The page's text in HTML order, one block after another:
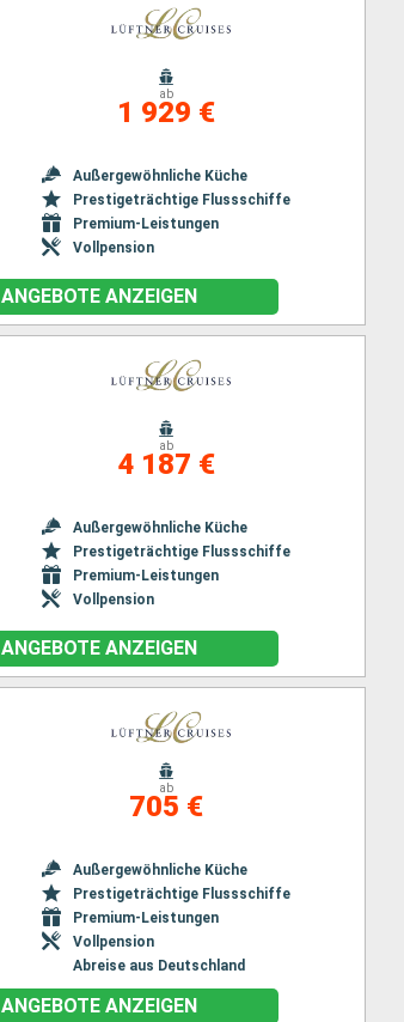
ab
1 929 €
Außergewöhnliche Küche
Prestigeträchtige Flussschiffe
Premium-Leistungen
Vollpension
ANGEBOTE ANZEIGEN
ab
4 187 €
Außergewöhnliche Küche
Prestigeträchtige Flussschiffe
Premium-Leistungen
Vollpension
ANGEBOTE ANZEIGEN
ab
705 €
Außergewöhnliche Küche
Prestigeträchtige Flussschiffe
Premium-Leistungen
Vollpension
Abreise aus Deutschland
ANGEBOTE ANZEIGEN